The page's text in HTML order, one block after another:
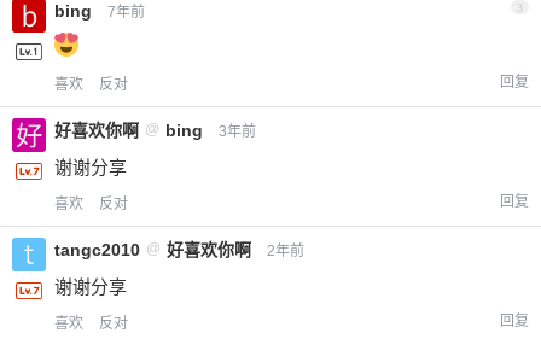
bing 7年前 3
喜欢 反对 回复
好喜欢你啊 @ bing 3年前
谢谢分享
喜欢 反对 回复
tangc2010 @ 好喜欢你啊 2年前
谢谢分享
喜欢 反对 回复